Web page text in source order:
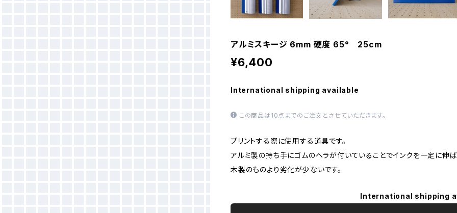
アルミスキージ 6mm 硬度 65° 25cm
¥6,400
International shipping available
この商品は10点までのご注文とさせていただきます。
プリントする際に使用する道具です。
アルミ製の持ち手にゴムのヘラが付いていることでインクを一定に伸ば
木製のものより劣化が少ないです。
International shipping